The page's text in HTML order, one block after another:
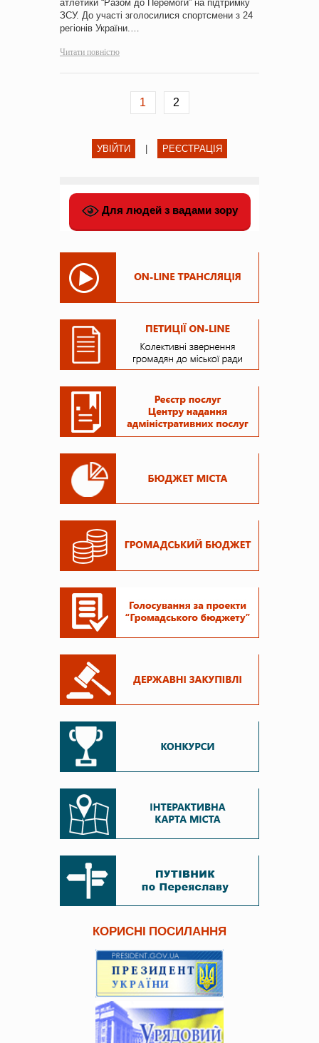
атлетики “Разом до Перемоги” на підтримку
ЗСУ. До участі зголосилися спортсмени з 24
регіонів України.…
Читати повністю
1 2
УВІЙТИ | РЕЄСТРАЦІЯ
Для людей з вадами зору
КОРИСНІ ПОСИЛАННЯ